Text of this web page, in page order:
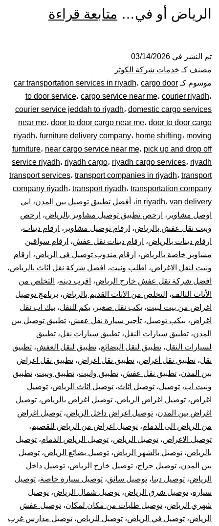
الرياض أو في… متابعة قراءة
بالرياض|
–
توصيل
نقل
البضائع
الأغراض
داخل
و
خارج
الرياض
تم النشر في 03/14/2026
مصنف كـ خدمات شركة الكوثر
موسوم كـ
car transportation services in riyadh، cargo door
to door service، cargo service near me، courier riyadh،
courier service jeddah to riyadh، domestic cargo services
near me، door to door cargo near me، door to door cargo
riyadh، furniture delivery company، home shifting، moving
furniture، near cargo service near me، pick up and drop off
service riyadh، riyadh cargo، riyadh cargo services، riyadh
transport services، transport companies in riyadh، transport
company riyadh، transport riyadh، transportation company
in riyadh، van delivery ، أفضل تطبيق توصيل بين المدن، ابي
اوصل مشاوير ، ارخص تطبيق توصيل مشاوير بالرياض، ارخص
ونيت نقل عفش بالرياض، ارقام توصيل مشاوير ، ارقام دينات،
ارقام دينات بالرياض، ارقام دينات نقل عفش، ارقام سواقين
مشاوير خاصة بالرياض، ارقام مندوب توصيل في الرياض، ارقام
ونيت لنقل الاغراض، اطلب ونيت، افضل شركة نقل اثاث بالرياض،
افضل شركة نقل عفش خارج الرياض، اقرب دينه، التخلص من
الأثاث التالف، التخلص من الاثاث القديم بالرياض، برنامج توصيل
اغراض من بيت لبيت، بكب نقل صغير ، بكم للنقل، بيك اب نقل
اغراض، بيكب توصيل، تأجير سيارة نقل عفش، تطبيق توصيل بين
المدن، تطبيق سيارات النقل، تطبيق سيارات نقل، تطبيق
لسيارات النقل، تطبيق لنقل البضائع، تطبيق لنقل العفش، تطبيق
نقل، تطبيق نقل أغراض، تطبيق نقل اغراض، تطبيق نقل اغراض
بين المدن، تطبيق نقل عفش، تطبيق وانيت، تطبيق ونيت، تطبيق
ونيت اب، توصيل، توصيل اثاث، توصيل اثاث الرياض، توصيل
اغراض، توصيل اغراض الرياض، توصيل اغراض بالرياض، توصيل
اغراض بين المدن، توصيل اغراض داخل الرياض، توصيل اغراض
من الرياض الى الدمام، توصيل اغراض من الرياض للقصيم،
توصيل الاغراض، توصيل الرياض، توصيل الرياض الدمام، توصيل
بالرياض، توصيل بالشهر الرياض، توصيل بضائع الرياض، توصيل
بين المدن، توصيل حراج، توصيل خارج الرياض، توصيل داخل
الرياض، توصيل دينا، توصيل سائق، توصيل سيارة خاصة، توصيل
سياره، توصيل شرق الرياض، توصيل شمال الرياض، توصيل
شهري الرياض، توصيل طلبات من مكان لمكان، توصيل عفش
الرياض، توصيل في الرياض، توصيل للرياض، توصيل مدارس غرب